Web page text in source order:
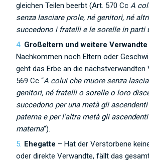
gleichen Teilen beerbt (Art. 570 CcA
senza lasciare prole, né genitori, né
succedono i fratelli e le sorelle in parti
Großeltern und weitere Verwandte
Nachkommen noch Eltern oder
geht das Erbe an die nächstverwandten
569 Cc “A colui che muore senza
genitori, né fratelli o sorelle o loro
succedono per una metà gli
paterna e per l’altra metà gli
materna“).
Ehegatte – Hat der Verstorbene
oder direkte Verwandte, fällt das